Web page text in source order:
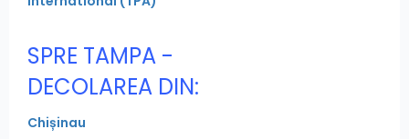
SPRE TAMPA -
DECOLAREA DIN:
Chișinau